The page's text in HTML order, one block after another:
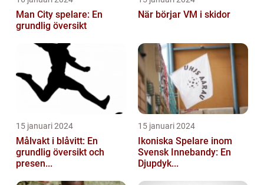
Man City spelare: En
grundlig översikt
När börjar VM i skidor
15 januari 2024
Målvakt i blåvitt: En
grundlig översikt och
presen...
15 januari 2024
Ikoniska Spelare inom
Svensk Innebandy: En
Djupdyk...